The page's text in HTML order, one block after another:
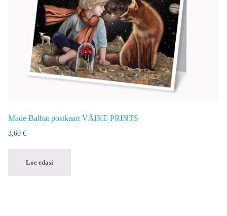
Made Balbat postkaart VÄIKE PRINTS
3,60 €
Loe edasi